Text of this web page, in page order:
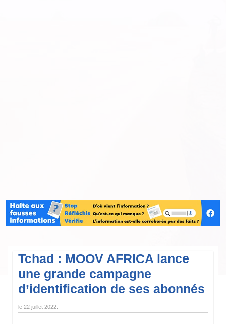
Tchad : MOOV AFRICA lance
une grande campagne
d’identification de ses abonnés
le 22 juillet 2022